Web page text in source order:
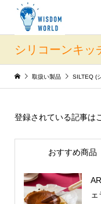
シリコーンキッ
取扱い製品 SILTEQ (
登録されている記事は
おすすめ商品